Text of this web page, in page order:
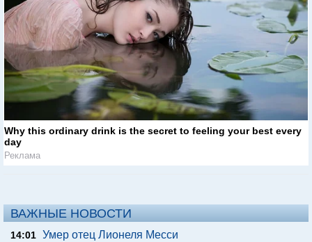
Why this ordinary drink is the secret to feeling your best every
day
Реклама
ВАЖНЫЕ НОВОСТИ
14:01 Умер отец Лионеля Месси